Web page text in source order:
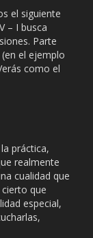
el siguiente
– I busca
Parte
el ejemplo
como el
práctica,
realmente
cualidad que
que
especial,